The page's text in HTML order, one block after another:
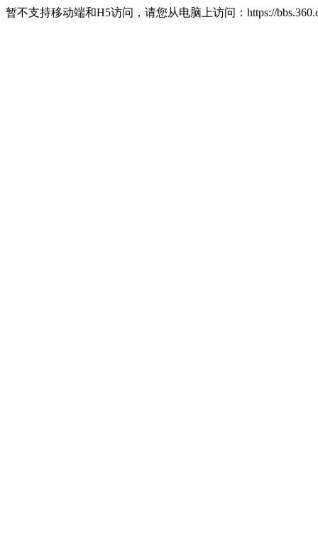
暂不支持移动端和H5访问，请您从电脑上访问：https://